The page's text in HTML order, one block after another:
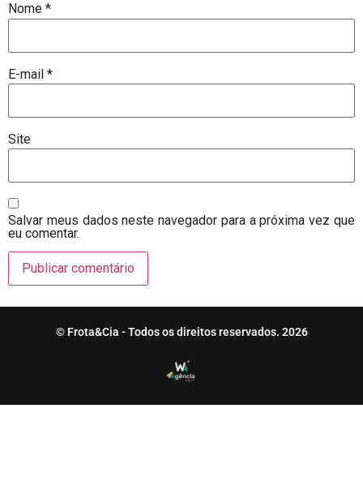
Nome *
E-mail *
Site
Salvar meus dados neste navegador para a próxima vez que
eu comentar.
© Frota&Cia - Todos os direitos reservados. 2026